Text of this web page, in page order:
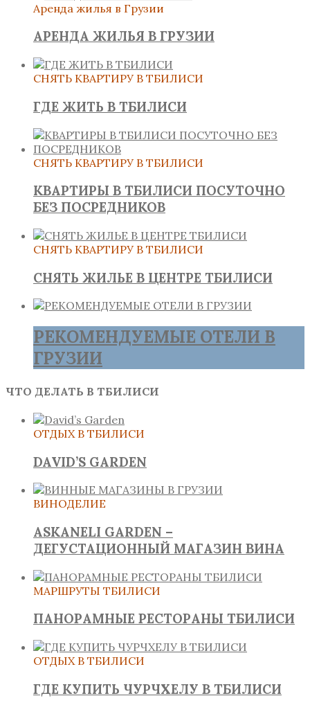
Аренда жилья в Грузии
АРЕНДА ЖИЛЬЯ В ГРУЗИИ
СНЯТЬ КВАРТИРУ В ТБИЛИСИ
ГДЕ ЖИТЬ В ТБИЛИСИ
СНЯТЬ КВАРТИРУ В ТБИЛИСИ
КВАРТИРЫ В ТБИЛИСИ ПОСУТОЧНО
БЕЗ ПОСРЕДНИКОВ
СНЯТЬ КВАРТИРУ В ТБИЛИСИ
СНЯТЬ ЖИЛЬЕ В ЦЕНТРЕ ТБИЛИСИ
РЕКОМЕНДУЕМЫЕ ОТЕЛИ В
ГРУЗИИ
ЧТО ДЕЛАТЬ В ТБИЛИСИ
ОТДЫХ В ТБИЛИСИ
DAVID’S GARDEN
ВИНОДЕЛИЕ
ASKANELI GARDEN –
ДЕГУСТАЦИОННЫЙ МАГАЗИН ВИНА
МАРШРУТЫ ТБИЛИСИ
ПАНОРАМНЫЕ РЕСТОРАНЫ ТБИЛИСИ
ОТДЫХ В ТБИЛИСИ
ГДЕ КУПИТЬ ЧУРЧХЕЛУ В ТБИЛИСИ